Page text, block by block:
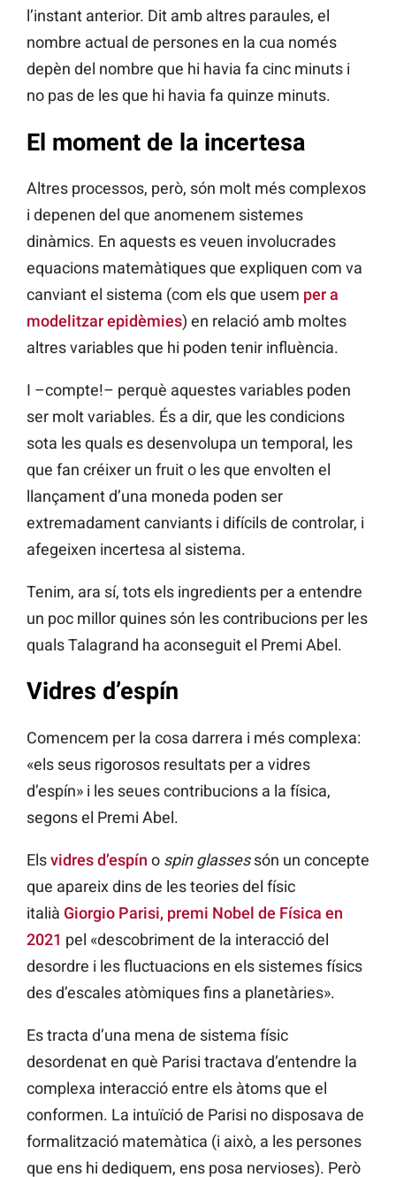
l’instant anterior. Dit amb altres paraules, el
nombre actual de persones en la cua només
depèn del nombre que hi havia fa cinc minuts i
no pas de les que hi havia fa quinze minuts.
El moment de la incertesa
Altres processos, però, són molt més complexos
i depenen del que anomenem sistemes
dinàmics. En aquests es veuen involucrades
equacions matemàtiques que expliquen com va
canviant el sistema (com els que usem per a
modelitzar epidèmies) en relació amb moltes
altres variables que hi poden tenir influència.
I –compte!– perquè aquestes variables poden
ser molt variables. És a dir, que les condicions
sota les quals es desenvolupa un temporal, les
que fan créixer un fruit o les que envolten el
llançament d’una moneda poden ser
extremadament canviants i difícils de controlar, i
afegeixen incertesa al sistema.
Tenim, ara sí, tots els ingredients per a entendre
un poc millor quines són les contribucions per les
quals Talagrand ha aconseguit el Premi Abel.
Vidres d’espín
Comencem per la cosa darrera i més complexa:
«els seus rigorosos resultats per a vidres
d’espín» i les seues contribucions a la física,
segons el Premi Abel.
Elsvidres d’espín o spin glassessón un concepte
que apareix dins de les teories del físic
italià Giorgio Parisi, premi Nobel de Física en
2021 pel «descobriment de la interacció del
desordre i les fluctuacions en els sistemes físics
des d’escales atòmiques fins a planetàries».
Es tracta d’una mena de sistema físic
desordenat en què Parisi tractava d’entendre la
complexa interacció entre els àtoms que el
conformen. La intuïció de Parisi no disposava de
formalització matemàtica (i això, a les persones
que ens hi dediquem, ens posa nervioses). Però